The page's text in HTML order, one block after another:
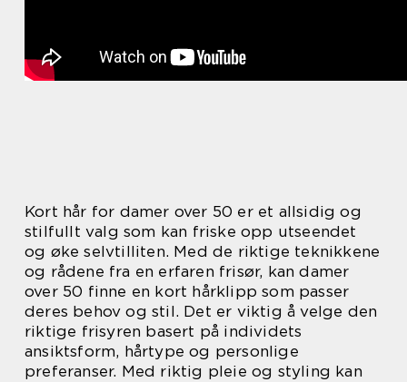
Kort hår for damer over 50 er et allsidig og
stilfullt valg som kan friske opp utseendet
og øke selvtilliten. Med de riktige teknikkene
og rådene fra en erfaren frisør, kan damer
over 50 finne en kort hårklipp som passer
deres behov og stil. Det er viktig å velge den
riktige frisyren basert på individets
ansiktsform, hårtype og personlige
preferanser. Med riktig pleie og styling kan